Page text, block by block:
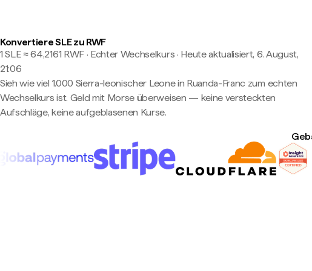
Konvertiere SLE zu RWF
1 SLE ≈ 64,2161 RWF · Echter Wechselkurs · Heute aktualisiert, 6. August,
21:06
Sieh wie viel 1.000 Sierra-leonischer Leone in Ruanda-Franc zum echten
Wechselkurs ist. Geld mit Morse überweisen — keine versteckten
Aufschläge, keine aufgeblasenen Kurse.